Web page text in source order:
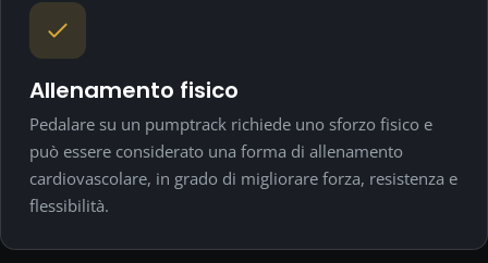
Allenamento fisico
Pedalare su un pumptrack richiede uno sforzo fisico e
può essere considerato una forma di allenamento
cardiovascolare, in grado di migliorare forza, resistenza e
flessibilità.